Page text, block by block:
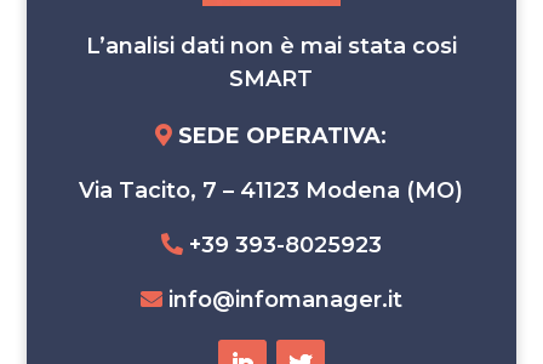
L’analisi dati non è mai stata cosi
SMART
SEDE OPERATIVA:
Via Tacito, 7 – 41123 Modena (MO)
+39 393-8025923
info@infomanager.it